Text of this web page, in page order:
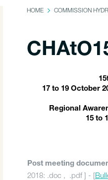
HOME COMMISSION
17 to 19 October
Regional
15 to
Post meeting
2018: .doc , .pdf ] - [